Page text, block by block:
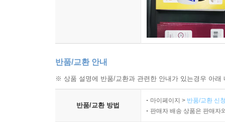
반품/교환 안내
※ 상품 설명에 반품/교환과 관련한 안내가 있는경우 아
반품/교환 방법
마이페이지 > 반품/교환 신
판매자 배송 상품은 판매자